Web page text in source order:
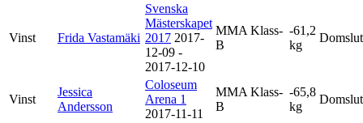
Vinst Frida Vastamäki
Svenska
Mästerskapet
2017 2017-
12-09 -
2017-12-10
MMA Klass-
B
-61,2
kg
Domslut
Vinst
Jessica
Andersson
Coloseum
Arena 1
2017-11-11
MMA Klass-
B
-65,8
kg
Domslut